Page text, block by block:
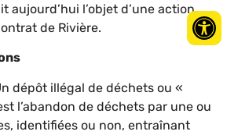
aujourd’hui l’objet d’une action
de Rivière.
dépôt illégal de déchets ou «
l’abandon de déchets par une ou
identifiées ou non, entraînant